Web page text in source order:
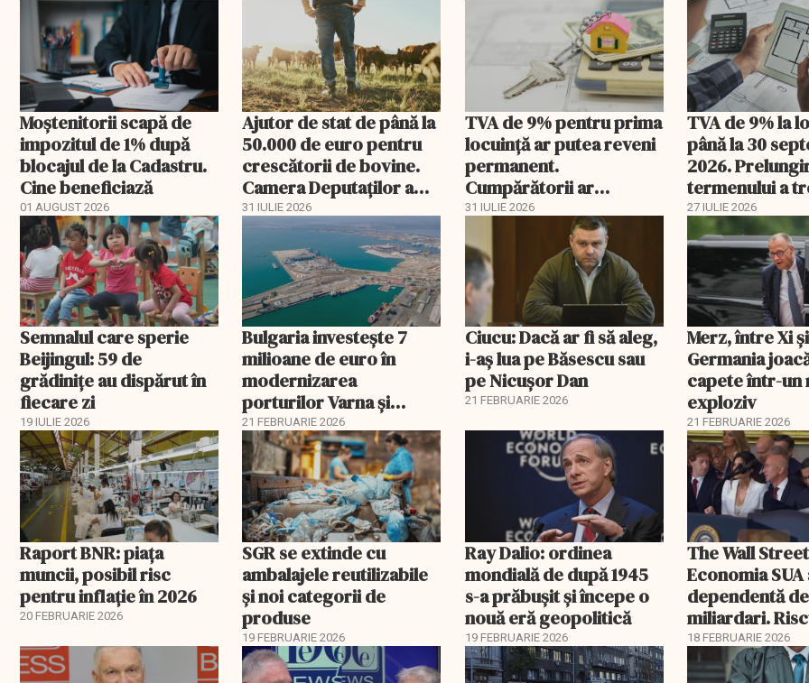
Moștenitorii scapă de
impozitul de 1% după
blocajul de la Cadastru.
Cine beneficiază
01 AUGUST 2026
Ajutor de stat de până la
50.000 de euro pentru
crescătorii de bovine.
Camera Deputaților a
aprobat schema
31 IULIE 2026
TVA de 9% pentru prima
locuință ar putea reveni
permanent.
Cumpărătorii ar
economisi zeci de mii de
31 IULIE 2026
TVA de 9% la
până la 30
2026.
termenului a
comisia din
27 IULIE 2026
Semnalul care sperie
Beijingul: 59 de
grădinițe au dispărut în
fiecare zi
19 IULIE 2026
Bulgaria investește 7
milioane de euro în
modernizarea
porturilor Varna și
Burgas
21 FEBRUARIE 2026
Ciucu: Dacă ar fi să aleg,
i-aș lua pe Băsescu sau
pe Nicușor Dan
21 FEBRUARIE 2026
Merz, între Xi
Germania
capete într-un
exploziv
21 FEBRUARIE 2026
Raport BNR: piața
muncii, posibil risc
pentru inflație în 2026
20 FEBRUARIE 2026
SGR se extinde cu
ambalajele reutilizabile
și noi categorii de
produse
19 FEBRUARIE 2026
Ray Dalio: ordinea
mondială de după 1945
s-a prăbușit și începe o
nouă eră geopolitică
19 FEBRUARIE 2026
The Wall
Economia
dependentă de
miliardari.
pentru burse
18 FEBRUARIE 2026
EXCLUSIV EXCLUSIV